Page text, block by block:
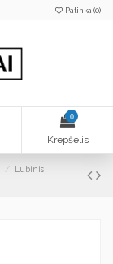
Patinka (0)
0
Krepšelis
Lubinis